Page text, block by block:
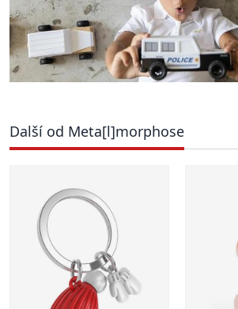
Další od Meta[l]morphose